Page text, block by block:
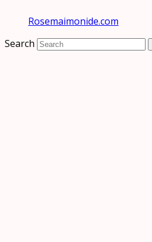
Rosemaimonide.com
Search